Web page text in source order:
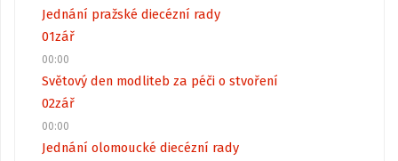
Jednání pražské diecézní rady
01zář
00:00
Světový den modliteb za péči o stvoření
02zář
00:00
Jednání olomoucké diecézní rady